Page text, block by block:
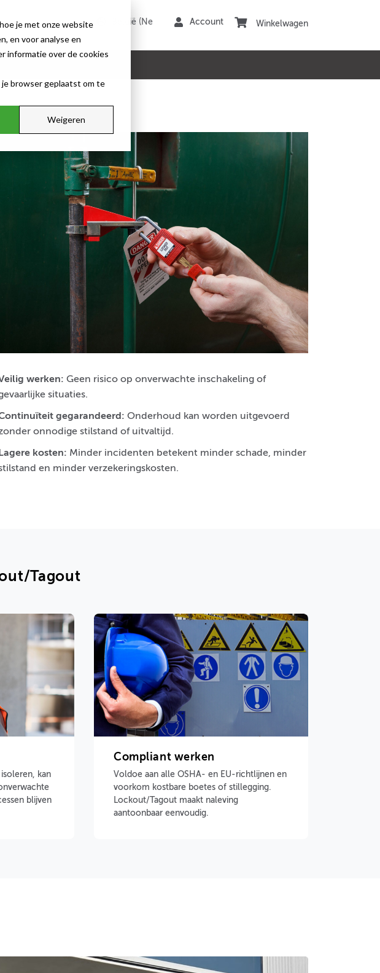
je met onze website
en voor analyse en
informatie over de cookies
je browser geplaatst om te
Weigeren
Winkelwagen
werken: Geen risico op onverwachte inschakeling of
situaties.
gegarandeerd: Onderhoud kan worden uitgevoerd
onnodige stilstand of uitvaltijd.
kosten: Minder incidenten betekent minder schade, minder
en minder verzekeringskosten.
Tagout
kan
blijven
Compliant werken
Voldoe aan alle OSHA- en EU-richtlijnen en
voorkom kostbare boetes of stillegging.
Lockout/Tagout maakt naleving
aantoonbaar eenvoudig.